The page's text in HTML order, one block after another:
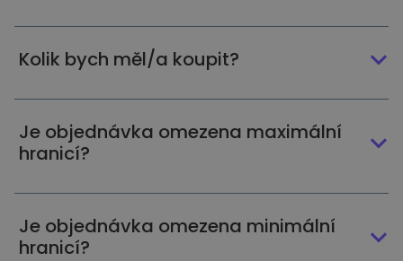
Kolik bych měl/a koupit?
Je objednávka omezena maximální
hranicí?
Je objednávka omezena minimální
hranicí?